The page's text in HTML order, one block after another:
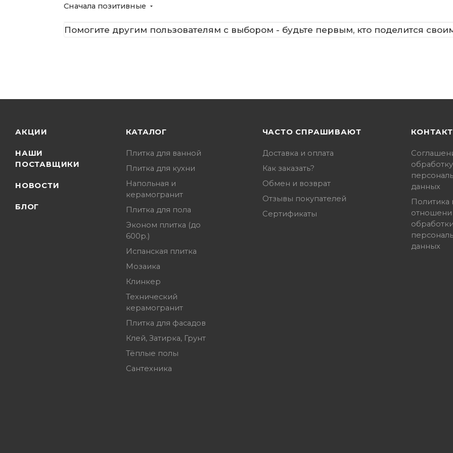
Сначала позитивные
Помогите другим пользователям с выбором - будьте первым, кто поделится
АКЦИИ
НАШИ
ПОСТАВЩИКИ
НОВОСТИ
БЛОГ
КАТАЛОГ
Плитка для ванной
Плитка для кухни
Напольная и
керамогранит
Плитка для пола
Эконом плитка (до
600р.)
Испанская плитка
Мозаика
Клинкер
Технический
керамогранит
Плитка для фасадов
Клей, Затирка, Грунт
Тёплые полы
Сантехника
ЧАСТО СПРАШИВАЮТ
Доставка и оплата
Как заказать?
Обмен и возврат
Отзывы покупателей
Сертификаты
обработку
данных
Политика
данных